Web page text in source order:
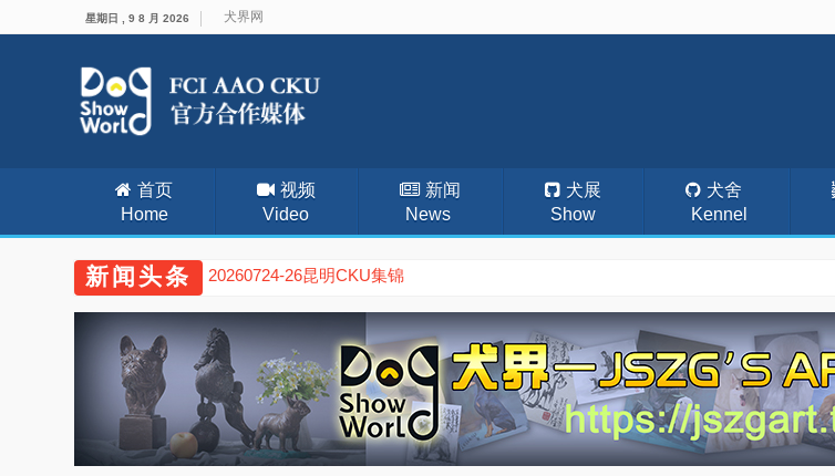
星期日 , 9 8 月 2026 犬界网
首页
Home
视频
Video
新闻
News
犬展
Show
犬舍
Kennel
新闻头条 20260724-26昆明CKU集锦